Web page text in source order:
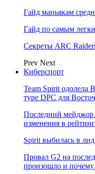
Гайд маньякам
Гайд по самым
Секреты ARC
Prev Next
Киберспорт
Team Spirit одолела
туре DPC для
Последний
изменения в
Spirit выбилась в
Провал G2 на
произошло и почему